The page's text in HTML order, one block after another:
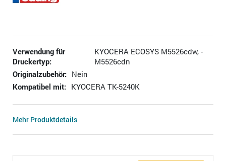
Verwendung für
Druckertyp:
KYOCERA ECOSYS M5526cdw, -
M5526cdn
Originalzubehör: Nein
Kompatibel mit: KYOCERA TK-5240K
Mehr Produktdetails